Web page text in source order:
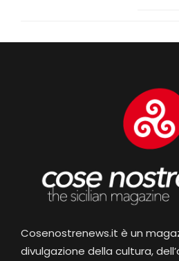
Cosenostrenews.it è un
divulgazione della cultura,